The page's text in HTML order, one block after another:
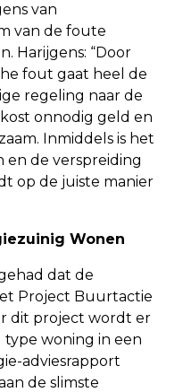
van
van de foute
Harijgens: “Door
fout gaat heel de
regeling naar de
onnodig geld en
Inmiddels is het
de verspreiding
op de juiste manier
Wonen
dat de
Project Buurtactie
dit project wordt er
woning in een
adviesrapport
de slimste